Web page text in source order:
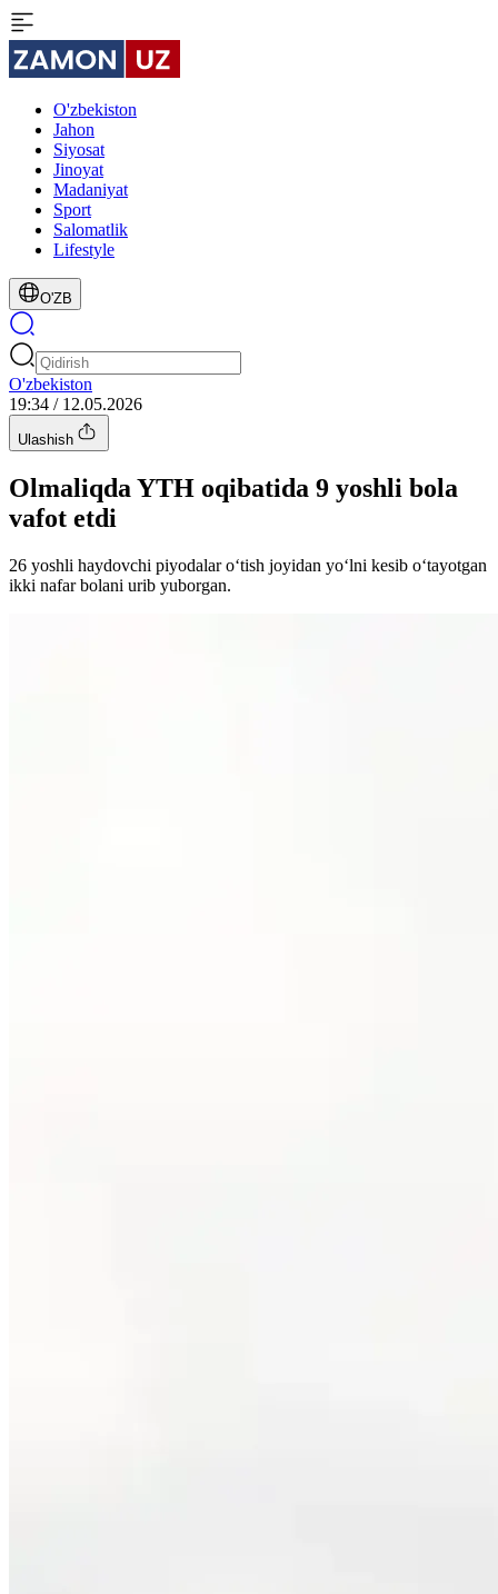
O'zbekiston
Jahon
Siyosat
Jinoyat
Madaniyat
Sport
Salomatlik
Lifestyle
O'ZB
O'zbekiston
19:34 / 12.05.2026
Ulashish
Olmaliqda YTH oqibatida 9 yoshli bola
vafot etdi
26 yoshli haydovchi piyodalar o‘tish joyidan yo‘lni kesib o‘tayotgan
ikki nafar bolani urib yuborgan.